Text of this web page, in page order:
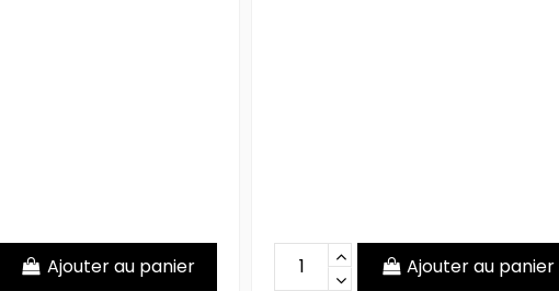
Ajouter au panier Ajouter au panier